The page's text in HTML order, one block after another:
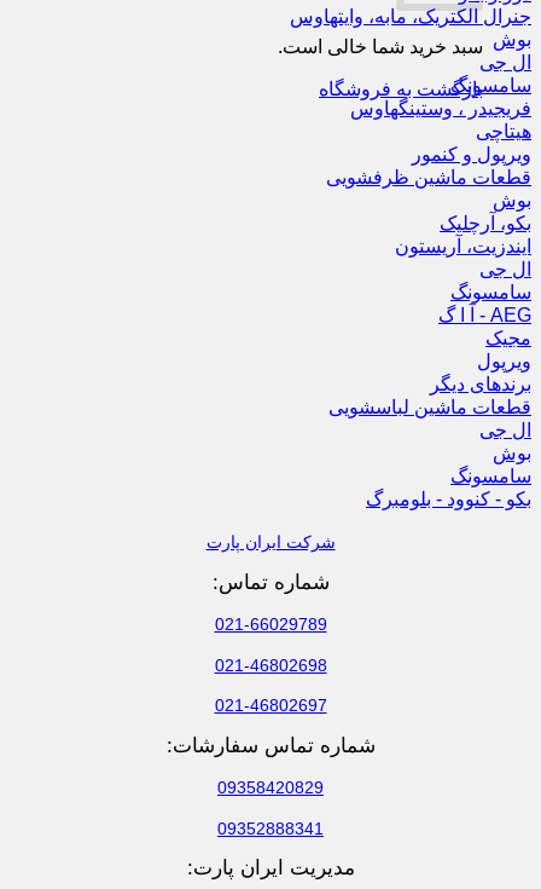
سبد خرید شما خالی است.
بازگشت به فروشگاه
جنرال الکتریک، مابه، وایتهاوس
بوش
ال جی
سامسونگ
فریجیدر ، وستینگهاوس
هیتاچی
ویرپول و کنمور
قطعات ماشین ظرفشویی
بوش
بکو، آرچلیک
ایندزیت، آریستون
ال جی
سامسونگ
AEG - آ ا گ
مجیک
ویرپول
برندهای دیگر
قطعات ماشین لباسشویی
ال جی
بوش
سامسونگ
بکو - کنوود - بلومبرگ
شرکت ایران پارت
شماره تماس:
021-66029789
021-46802698
021-46802697
شماره تماس سفارشات:
09358420829
09352888341
مدیریت ایران پارت: